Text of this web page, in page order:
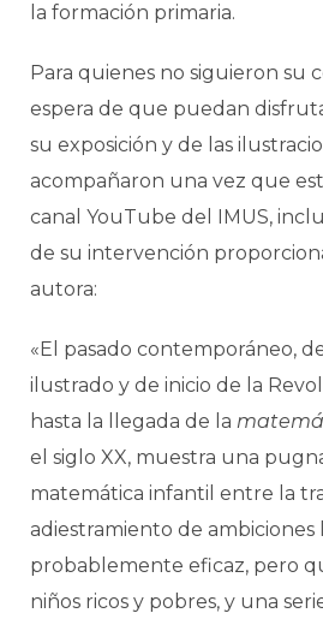
la formación primaria.
Para quienes no siguieron su
espera de que puedan
su exposición y de las
acompañaron una vez que
canal YouTube del IMUS,
de su intervención
autora:
«El pasado contemporáneo,
ilustrado y de inicio de la
hasta la llegada de la
el siglo XX, muestra una
matemática infantil entre la
adiestramiento de ambiciones
probablemente eficaz, pero
niños ricos y pobres, y una